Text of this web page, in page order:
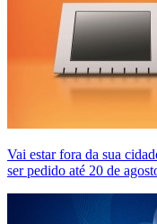
Vai estar fora da sua
ser pedido até 20 de